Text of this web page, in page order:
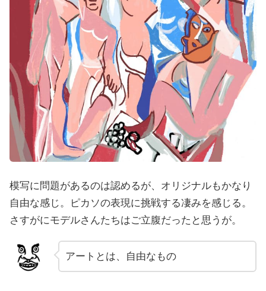
模写に問題があるのは認めるが、オリジナルもかなり
自由な感じ。ピカソの表現に挑戦する凄みを感じる。
さすがにモデルさんたちはご立腹だったと思うが。
アートとは、自由なもの